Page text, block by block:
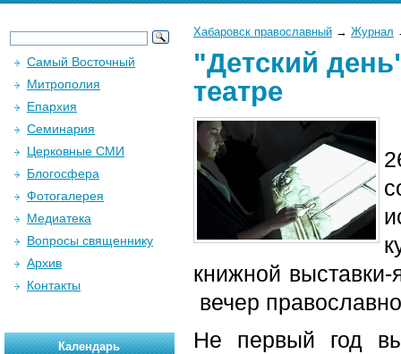
Хабаровск православный → Журнал
"Детский
театре
книжной
вечер
Не первый год
Самый Восточный
Митрополия
Епархия
Семинария
Церковные СМИ
Блогосфера
Фотогалерея
Медиатека
Вопросы священнику
Архив
Контакты
Календарь